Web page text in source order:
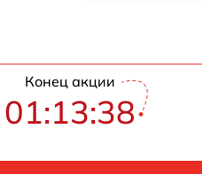
Конец акции
01:13:37